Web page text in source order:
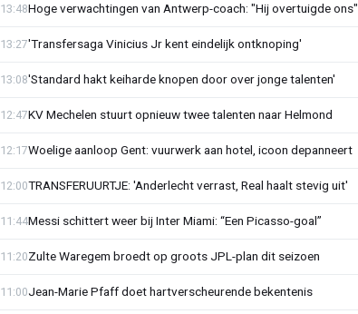
Hoge verwachtingen van Antwerp-coach: "Hij overtuigde ons"
13:48
'Transfersaga Vinicius Jr kent eindelijk ontknoping'
13:27
'Standard hakt keiharde knopen door over jonge talenten'
13:08
KV Mechelen stuurt opnieuw twee talenten naar Helmond
12:47
Woelige aanloop Gent: vuurwerk aan hotel, icoon depanneert
12:17
TRANSFERUURTJE: 'Anderlecht verrast, Real haalt stevig uit'
12:00
Messi schittert weer bij Inter Miami: “Een Picasso-goal”
11:44
Zulte Waregem broedt op groots JPL-plan dit seizoen
11:20
Jean-Marie Pfaff doet hartverscheurende bekentenis
11:00